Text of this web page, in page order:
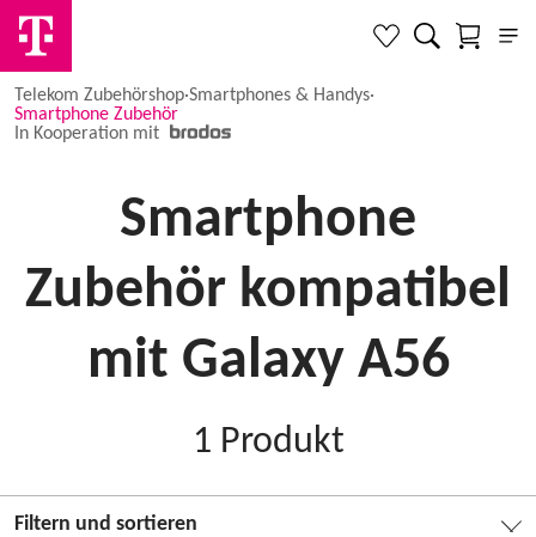
Telekom Zubehörshop·Smartphones & Handys·
Smartphone Zubehör
In Kooperation mit
Smartphone
Zubehör kompatibel
mit Galaxy A56
1 Produkt
Filtern und sortieren